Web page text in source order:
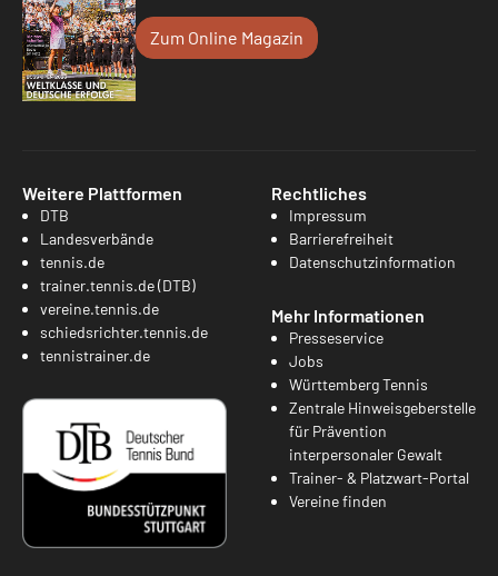
Zum Online Magazin
Weitere Plattformen
DTB
Landesverbände
tennis.de
trainer.tennis.de (DTB)
vereine.tennis.de
schiedsrichter.tennis.de
tennistrainer.de
Rechtliches
Impressum
Barrierefreiheit
Datenschutzinformation
Mehr Informationen
Presseservice
Jobs
Württemberg Tennis
Zentrale Hinweisgeberstelle
für Prävention
interpersonaler Gewalt
Trainer- & Platzwart-Portal
Vereine finden